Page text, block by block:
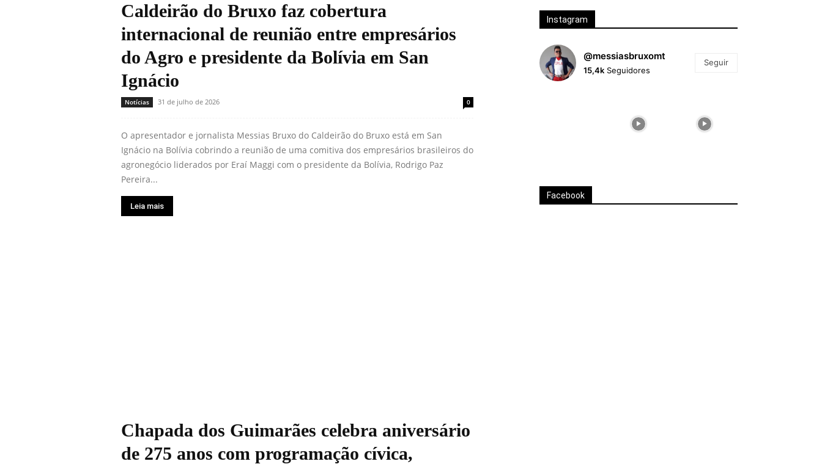
Caldeirão do Bruxo faz cobertura
internacional de reunião entre empresários
do Agro e presidente da Bolívia em San
Ignácio
Notícias 31 de julho de 2026 0
O apresentador e jornalista Messias Bruxo do Caldeirão do Bruxo está em San
Ignácio na Bolívia cobrindo a reunião de uma comitiva dos empresários brasileiros do
agronegócio liderados por Eraí Maggi com o presidente da Bolívia, Rodrigo Paz
Pereira...
Leia mais
Chapada dos Guimarães celebra aniversário
de 275 anos com programação cívica,
Instagram
@messiasbruxomt
15,4k Seguidores
Seguir
Facebook